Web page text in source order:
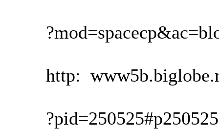
http:
?pid=250525#p250525